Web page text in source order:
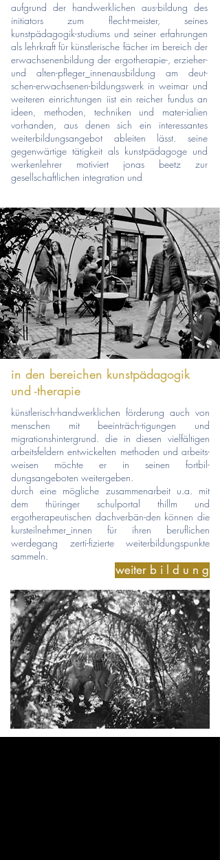
aufgrund der handwerklichen aus-bildung des
initiators zum flecht-meister, seines
kunstpädagogik-studiums und seiner erfahrungen
als lehrkraft für künstlerische fächer im bereich der
erwachsenenbildung der ergotherapie-, erzieher-
und alten-pfleger_innenausbildung am deut-
schen-erwachsenen-bildungswerk in weimar und
weiteren einrichtungen iist ein reicher fundus an
ideen, methoden, techniken und mater-ialien
vorhanden, aus denen sich ein interessantes
weiterbildungsangebot ableiten lässt. seine
gegenwärtige tätigkeit als kunstpädagoge und
werkenlehrer motiviert jonas beetz zur
gesellschaftlichen integration und
in den bereichen kunstpädagogik
und -therapie
künstlerisch-handwerklichen förderung auch von
menschen mit beeinträch-tigungen und
migrationshintergrund. die in diesen vielfältigen
arbeitsfeldern entwickelten methoden und arbeits-
weisen möchte er in seinen fortbil-
dungsangeboten weitergeben.
durch eine mögliche zusammenarbeit u.a. mit
dem thüringer schulportal thillm und
ergotherapeutischen dachverbän-den können die
kursteilnehmer_ innen für ihren beruflichen
werdegang zerti-fizierte weiterbildungspunkte
sammeln.
weiter b i l d u n g